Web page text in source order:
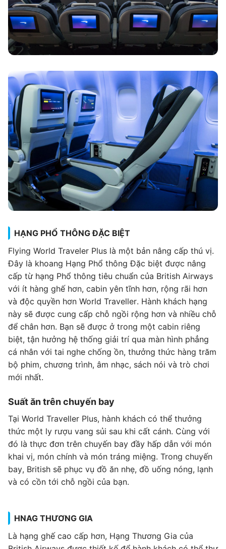
HẠNG PHỔ THÔNG ĐẶC BIỆT
Flying World Traveler Plus là một bản nâng cấp thú vị.
Đây là khoang Hạng Phổ thông Đặc biệt được nâng
cấp từ hạng Phổ thông tiêu chuẩn của British Airways
với ít hàng ghế hơn, cabin yên tĩnh hơn, rộng rãi hơn
và độc quyền hơn World Traveller. Hành khách hạng
này sẽ được cung cấp chỗ ngồi rộng hơn và nhiều chỗ
để chân hơn. Bạn sẽ được ở trong một cabin riêng
biệt, tận hưởng hệ thống giải trí qua màn hình phẳng
cá nhân với tai nghe chống ồn, thưởng thức hàng trăm
bộ phim, chương trình, âm nhạc, sách nói và trò chơi
mới nhất.
Suất ăn trên chuyến bay
Tại World Traveller Plus, hành khách có thể thưởng
thức một ly rượu vang sủi sau khi cất cánh. Cùng với
đó là thực đơn trên chuyến bay đầy hấp dẫn với món
khai vị, món chính và món tráng miệng. Trong chuyến
bay, British sẽ phục vụ đồ ăn nhẹ, đồ uống nóng, lạnh
và có cồn tới chỗ ngồi của bạn.
HNAG THƯƠNG GIA
Là hạng ghế cao cấp hơn, Hạng Thương Gia của